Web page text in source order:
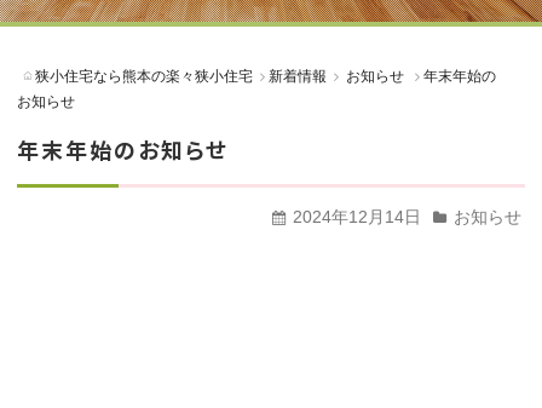
狭小住宅なら熊本の楽々狭小住宅 新着情報 お知らせ
年末年始の
お知らせ
年末年始のお知らせ
2024年12月14日 お知らせ
n
a
t